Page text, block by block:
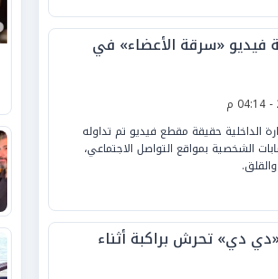
«سرقة الأعضاء» في
الداخلية حقيقة مقطع فيديو تم تداوله
الشخصية بمواقع التواصل الاجتماعي،
دي» تحرش براكبة أثناء